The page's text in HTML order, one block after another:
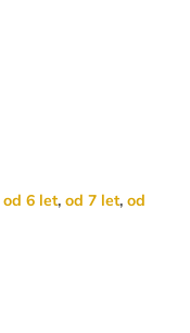
od 6 let, od 7 let, od